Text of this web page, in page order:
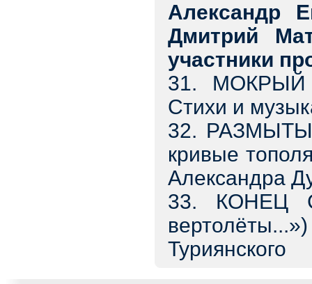
Александр
Дмитрий
участники
31. МОКРЫЙ
Стихи и
32.
кривые
Александра
33. КОНЕЦ
Туриянского